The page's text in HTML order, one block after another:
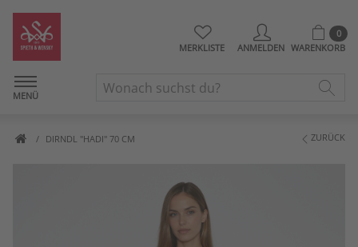
MERKLISTE ANMELDEN
0
WARENKORB
MENÜ
DIRNDL "HADI" 70 CM ZURÜCK
Artikelbilder überspringen